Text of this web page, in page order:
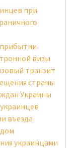
при
визы
транзит
страны
Украины
въезда
украинцами